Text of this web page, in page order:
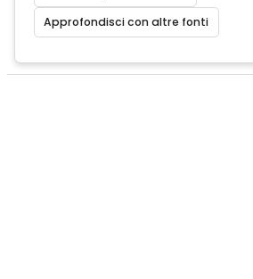
Approfondisci con altre fonti